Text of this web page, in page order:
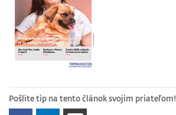
Pošlite tip na tento článok svojim priateľom!